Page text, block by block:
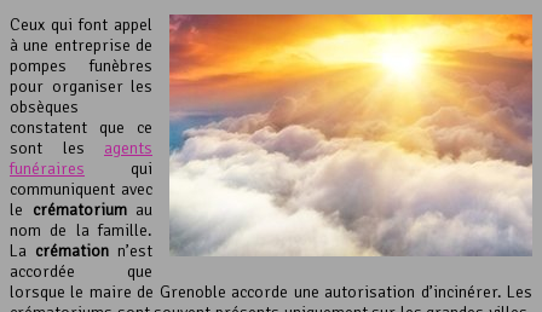
Ceux qui font appel
à une entreprise de
pompes funèbres
pour organiser les
obsèques
constatent que ce
sont les agents
funéraires qui
communiquent avec
le crématoriumau
nom de la famille.
La crémation n’est
accordée que
lorsque le maire de Grenoble accorde une autorisation d’incinérer. Les